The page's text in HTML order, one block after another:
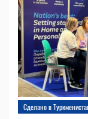
Сделано в